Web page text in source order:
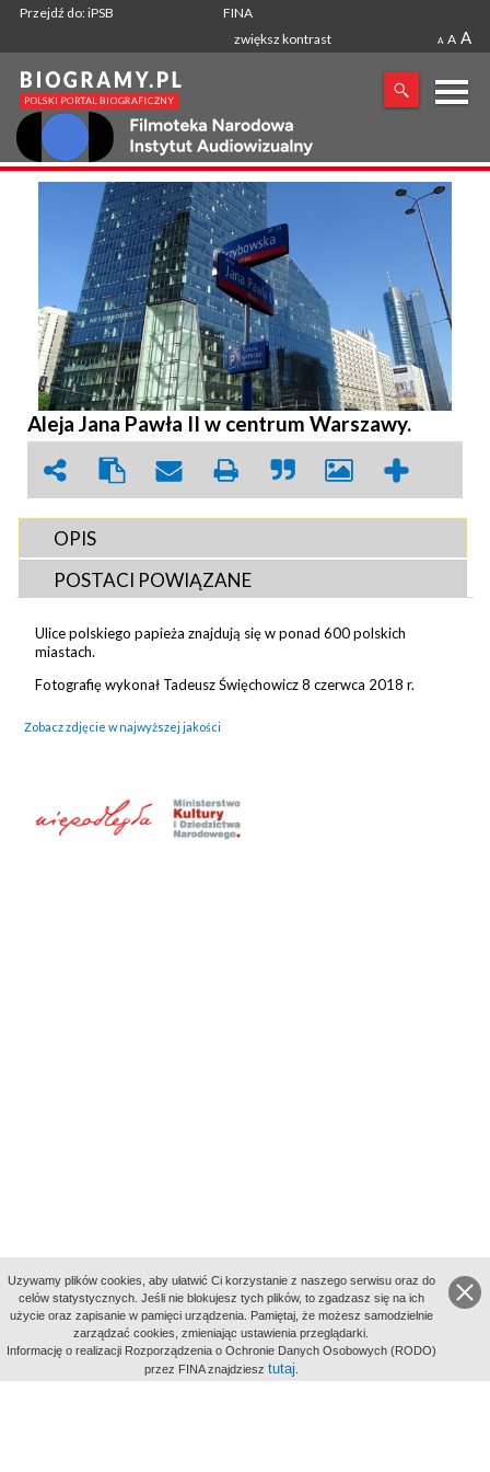
Przejdź do: iPSB
FINA
zwiększ kontrast
A A A
X
SZUKANA FRAZA
Aleja Jana Pawła II w centrum Warszawy.
OPIS
POSTACI POWIĄZANE
Ulice polskiego papieża znajdują się w ponad 600 polskich
miastach.
Fotografię wykonał Tadeusz Święchowicz 8 czerwca 2018 r.
Zobacz zdjęcie w najwyższej jakości
aktywności
Uzywamy plików cookies, aby ułatwić Ci korzystanie z naszego serwisu oraz do
celów statystycznych. Jeśli nie blokujesz tych plików, to zgadzasz się na ich
użycie oraz zapisanie w pamięci urządzenia. Pamiętaj, że możesz samodzielnie
zarządzać cookies, zmieniając ustawienia przeglądarki.
Informację o realizacji Rozporządzenia o Ochronie Danych Osobowych (RODO)
przez FINA znajdziesz tutaj